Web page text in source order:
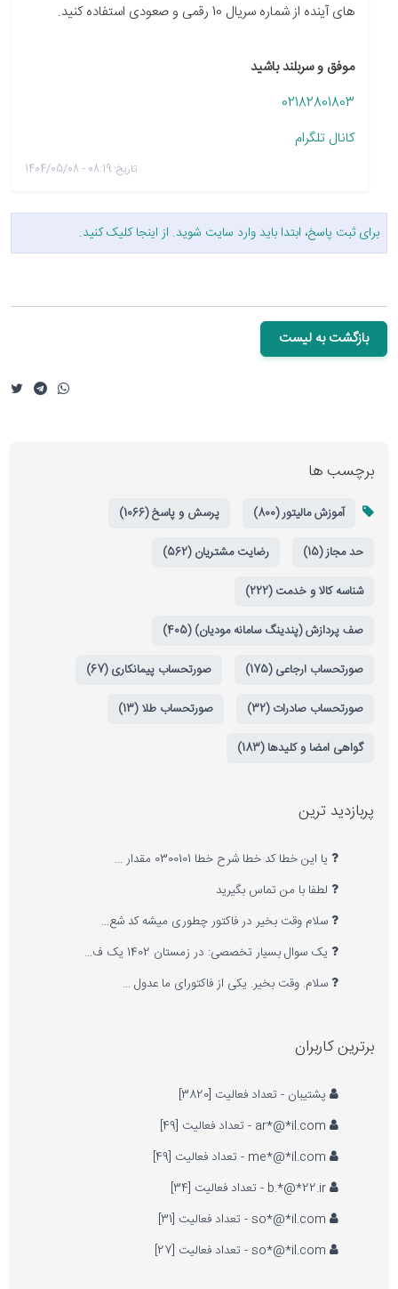
های آینده از شماره سریال 10 رقمی و صعودی استفاده کنید.
موفق و سربلند باشید
02182801803
کانال تلگرام
تاریخ: 08:19 - 1404/05/08
برای ثبت پاسخ، ابتدا باید وارد سایت شوید. از اینجاکلیک کنید.
بازگشت به لیست
برچسب ها
آموزش مالیتور (800)
پرسش و پاسخ (1066)
حد مجاز (15)
رضایت مشتریان (562)
شناسه کالا و خدمت (222)
صف پردازش (پندینگ سامانه مودیان) (405)
صورتحساب ارجاعی (175)
صورتحساب پیمانکاری (67)
صورتحساب صادرات (32)
صورتحساب طلا (13)
گواهی امضا و کلیدها (183)
پربازدید ترین
یا این خطا کد خطا شرح خطا 0300101 مقدار …
لطفا با من تماس بگیرید
سلام وقت بخیر در فاکتور چطوری میشه کد شع…
یک سوال بسیار تخصصی: در زمستان 1402 یک ف…
سلام. وقت بخیر. یکی از فاکتورای ما عدول …
برترین کاربران
پشتیبان - تعداد فعالیت [3820]